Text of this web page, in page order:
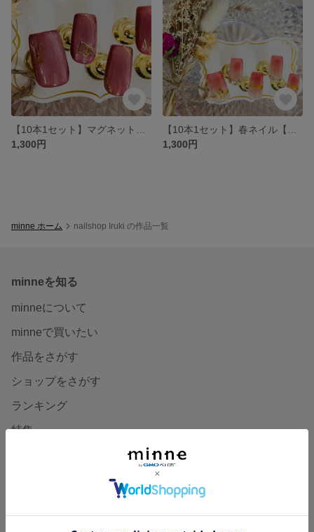
1,300円
1,300円
minne ホーム nailshop Iruki の作品一覧
minneを知る
minneについて
minneで買いたい
作品をさがす
ショップをさがす
ランキング
特集
食品販売